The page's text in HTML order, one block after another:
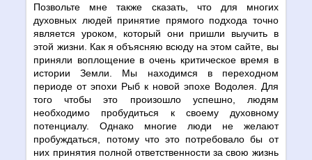
Позвольте мне также сказать, что для многих
духовных людей принятие прямого подхода точно
является уроком, который они пришли выучить в
этой жизни. Как я объясняю всюду на этом сайте, вы
приняли воплощение в очень критическое время в
истории Земли. Мы находимся в переходном
периоде от эпохи Рыб к новой эпохе Водолея. Для
того чтобы это произошло успешно, людям
необходимо пробудиться к своему духовному
потенциалу. Однако многие люди не желают
пробуждаться, потому что это потребовало бы от
них принятия полной ответственности за свою жизнь